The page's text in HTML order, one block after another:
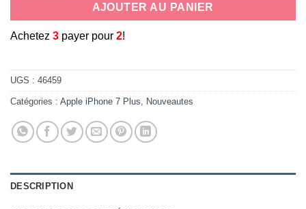
AJOUTER AU PANIER
Achetez 3 payer pour 2!
UGS : 46459
Catégories : Apple iPhone 7 Plus Nouveautes
DESCRIPTION